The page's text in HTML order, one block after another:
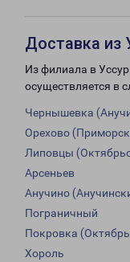
Доставка из
Из филиала в
осуществляется в
Чернышевка
Орехово
Липовцы
Арсеньев
Анучино
Пограничный
Покровка
Хороль